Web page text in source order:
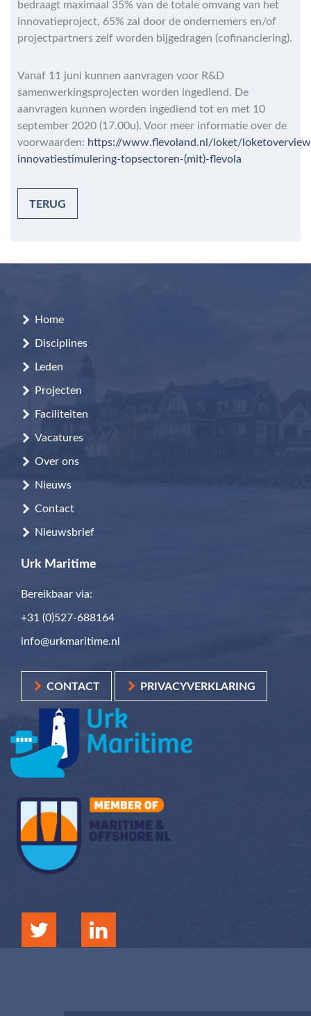
bedraagt maximaal 35% van de totale omvang van het
innovatieproject, 65% zal door de ondernemers en/of
projectpartners zelf worden bijgedragen (cofinanciering).
Vanaf 11 juni kunnen aanvragen voor R&D
samenwerkingsprojecten worden ingediend. De
aanvragen kunnen worden ingediend tot en met 10
september 2020 (17.00u). Voor meer informatie over de
voorwaarden: https://www.flevoland.nl/loket/
innovatiestimulering-topsectoren-(mit)-flevola
TERUG
Home
Disciplines
Leden
Projecten
Faciliteiten
Vacatures
Over ons
Nieuws
Contact
Nieuwsbrief
Urk Maritime
Bereikbaar via:
+31 (0)527-688164
info@urkmaritime.nl
CONTACT PRIVACYVERKLARING